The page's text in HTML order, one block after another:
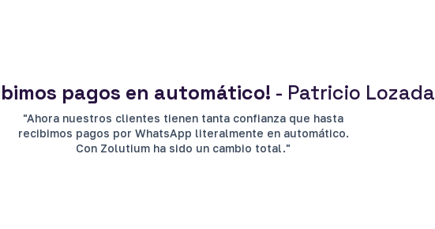
pagos en automático! - Patricio Lozada
"Ahora nuestros clientes tienen tanta confianza que hasta
recibimos pagos por WhatsApp literalmente en automático.
Con Zolutium ha sido un cambio total."